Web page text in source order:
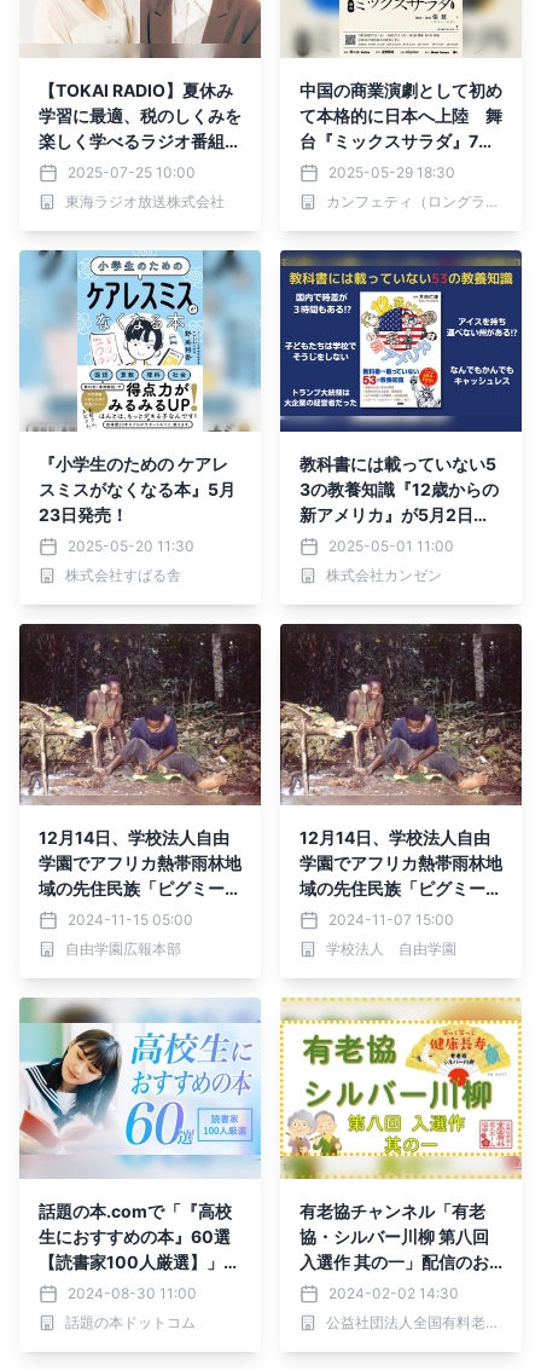
【TOKAI RADIO】夏休み
学習に最適、税のしくみを
楽しく学べるラジオ番組
「佐藤なおみ＆大城光の
『税』って何だっけ？」P
ODCASTを配信
2025-07-25 10:00
東海ラジオ放送株式会社
中国の商業演劇として初め
て本格的に日本へ上陸 舞
台『ミックスサラダ』7月
に上演2025-05-29 18:30
カンフェティ（ロングランプランニング株式会社）
『小学生のための ケアレ
スミスがなくなる本』5月
23日発売！
2025-05-20 11:30
株式会社すばる舎
教科書には載っていない5
3の教養知識『12歳からの
新アメリカ』が5月2日発
売
2025-05-01 11:00
株式会社カンゼン
12月14日、学校法人自由
学園でアフリカ熱帯雨林地
域の先住民族「ピグミー」
に関するイベントを開催し
ます
2024-11-15 05:00
自由学園広報本部
12月14日、学校法人自由
学園でアフリカ熱帯雨林地
域の先住民族「ピグミー」
に関するイベントを開催し
ます
2024-11-07 15:00
学校法人 自由学園
話題の本.comで「『高校
生におすすめの本』60選
【読書家100人厳選】」公
開！2024-08-30 11:00
話題の本ドットコム
有老協チャンネル「有老
協・シルバー川柳 第八回
入選作 其の一」配信のお
知らせ2024-02-02 14:30
公益社団法人全国有料老人ホーム協会